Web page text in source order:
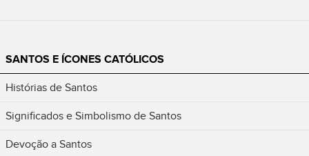
SANTOS E ÍCONES CATÓLICOS
Histórias de Santos
Significados e Simbolismo de Santos
Devoção a Santos